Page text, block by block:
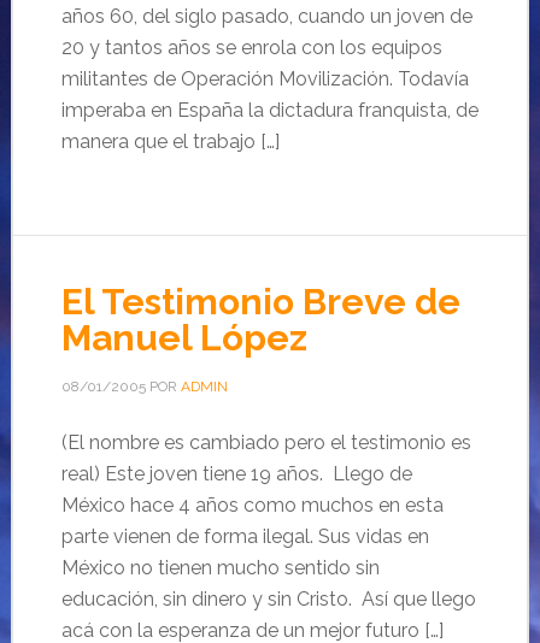
años 60, del siglo pasado, cuando un joven de
20 y tantos años se enrola con los equipos
militantes de Operación Movilización. Todavía
imperaba en España la dictadura franquista, de
manera que el trabajo […]
El Testimonio Breve de
Manuel López
08/01/2005POR ADMIN
(El nombre es cambiado pero el testimonio es
real) Este joven tiene 19 años. Llego de
México hace 4 años como muchos en esta
parte vienen de forma ilegal. Sus vidas en
México no tienen mucho sentido sin
educación, sin dinero y sin Cristo. Así que llego
acá con la esperanza de un mejor futuro […]